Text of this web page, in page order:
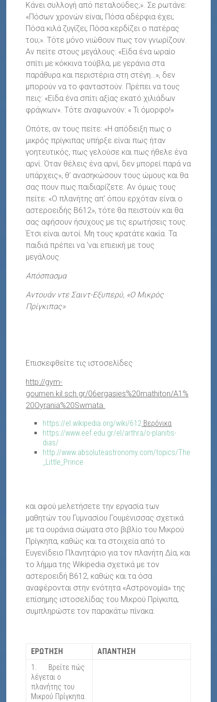
Κάνει συλλογή από πεταλούδες;». Σε ρωτάνε:
«Πόσων χρονών είναι; Πόσα αδέρφια έχει;
Πόσα κιλά ζυγίζει; Πόσα κερδίζει ο πατέρας
του;». Τότε μόνο νιώθουν πως τον γνωρίζουν.
Αν πείτε στους μεγάλους: «Είδα ένα ωραίο
σπίτι με κόκκινα τούβλα, με γεράνια στα
παράθυρα και περιστέρια στη στέγη…», δεν
μπορούν να το φανταστούν. Πρέπει να τους
πεις: «Είδα ένα σπίτι αξίας εκατό χιλιάδων
φράγκων». Τότε αναφωνούν: « Τι όμορφο!»
Οπότε, αν τους πείτε: «Η απόδειξη πως ο
μικρός πρίγκιπας υπήρξε είναι πως ήταν
γοητευτικός, πως γελούσε και πως ήθελε ένα
αρνί. Όταν θέλεις ένα αρνί, δεν μπορεί παρά να
υπάρχεις», θ’ ανασηκώσουν τους ώμους και θα
σας πουν πως παιδιαρίζετε. Αν όμως τους
πείτε: «Ο πλανήτης απ’ όπου ερχόταν είναι ο
αστεροειδής Β612», τότε θα πειστούν και θα
σας αφήσουν ήσυχους με τις ερωτήσεις τους.
Έτσι είναι αυτοί. Μη τους κρατάτε κακία. Τα
παιδιά πρέπει να ‘ναι επιεική με τους
μεγάλους.
Απόσπασμα
Αντουάν ντε Σαιντ-Εξυπερύ, «Ο Μικρός
Πρίγκιπας»
Επισκεφθείτε τις ιστοσελίδες
http://gym-
goumen.kil.sch.gr/06ergasies%20mathiton/A1%
20Oyrania%20Swmata.
https://el.wikipedia.org/wiki/612 Βερόνικα
https://www.eef.edu.gr/el/arthra/o-planitis-
dias/
http://www.absoluteastronomy.com/topics/The
_Little_Prince
και αφού μελετήσετε την εργασία των
μαθητών του Γυμνασίου Γουμένισσας σχετικά
με τα ουράνια σώματα στο βιβλίο του Μικρού
Πρίγκηπα, καθώς και τα στοιχεία από το
Ευγενίδειο Πλανητάριο για τον πλανήτη Δία, και
το λήμμα της Wikipedia σχετικά με τον
αστεροειδή Β612, καθώς και τα όσα
αναφέρονται στην ενότητα «Αστρονομία» της
επίσημης ιστοσελίδας του Μικρού Πρίγκιπα,
συμπληρώστε τον παρακάτω πίνακα:
ΕΡΩΤΗΣΗ
ΑΠΑΝΤΗΣΗ
1. Βρείτε πώς
λέγεται ο
πλανήτης του
Μικρού Πρίγκηπα.